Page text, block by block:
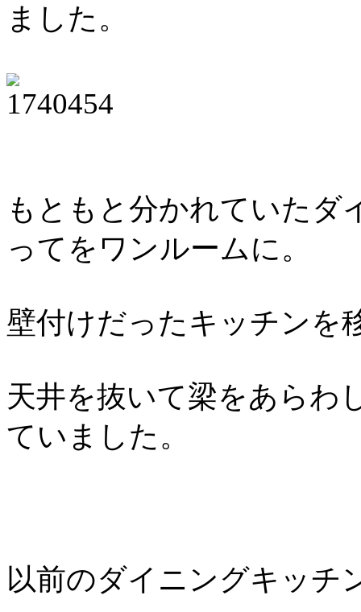
ました。
もともと分かれていたダ
ってをワンルームに。
壁付けだったキッチンを
天井を抜いて梁をあらわ
ていました。
以前のダイニングキッチ